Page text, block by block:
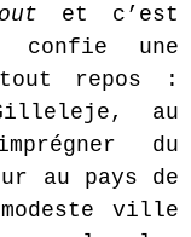
out et c’est
confie une
tout repos :
au
du
au pays de
ville